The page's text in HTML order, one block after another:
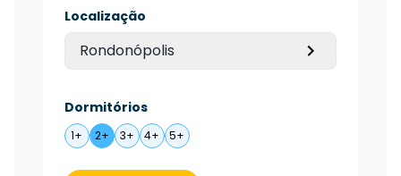
Localização
Rondonópolis
Dormitórios
1+ 2+ 3+ 4+ 5+